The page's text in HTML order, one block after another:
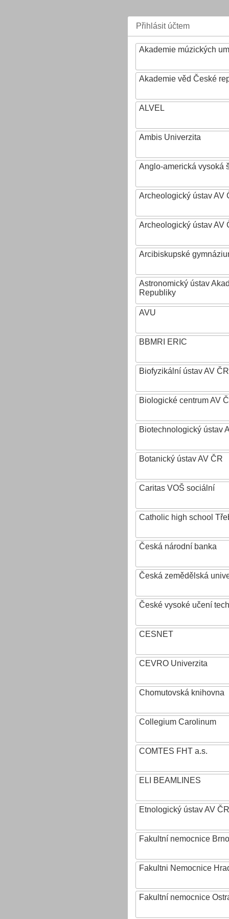
Přihlásit účtem
Akademie múzických
Akademie věd České
ALVEL
Ambis Univerzita
Anglo-americká vysoká
Archeologický ústav AV
Archeologický ústav AV
Arcibiskupské
Astronomický ústav
Republiky
AVU
BBMRI ERIC
Biofyzikální ústav AV ČR
Biologické centrum AV
Biotechnologický ústav
Botanický ústav AV ČR
Caritas VOŠ sociální
Catholic high school
Česká národní banka
Česká zemědělská
České vysoké učení
CESNET
CEVRO Univerzita
Chomutovská knihovna
Collegium Carolinum
COMTES FHT a.s.
ELI BEAMLINES
Etnologický ústav AV
Fakultní nemocnice Brno
Fakultni Nemocnice
Fakultní nemocnice